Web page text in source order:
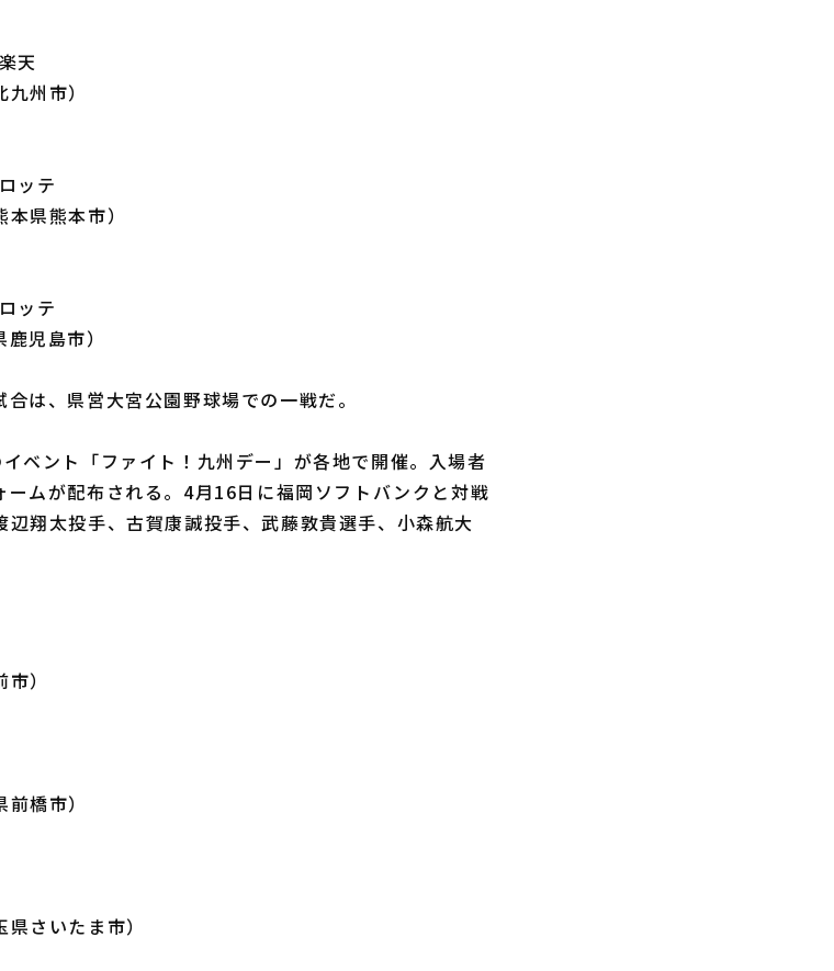
天
州市）
ッテ
県熊本市）
ッテ
児島市）
は、県営大宮公園野球場での一戦だ。
ベント「ファイト！九州デー」が各地で開催。入場者
ームが配布される。4月16日に福岡ソフトバンクと対戦
翔太投手、古賀康誠投手、武藤敦貴選手、小森航大
）
橋市）
さいたま市）